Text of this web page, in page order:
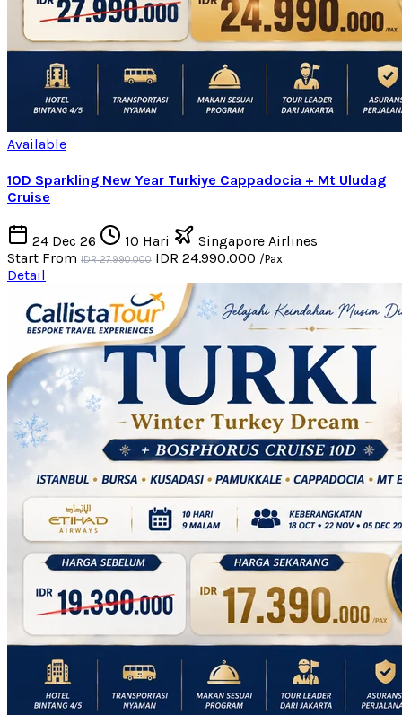
Available
10D Sparkling New Year Turkiye Cappadocia + Mt Uludag
Cruise
24 Dec 26 10 Hari
Singapore Airlines
Start From IDR 27.990.000 IDR 24.990.000 /Pax
Detail